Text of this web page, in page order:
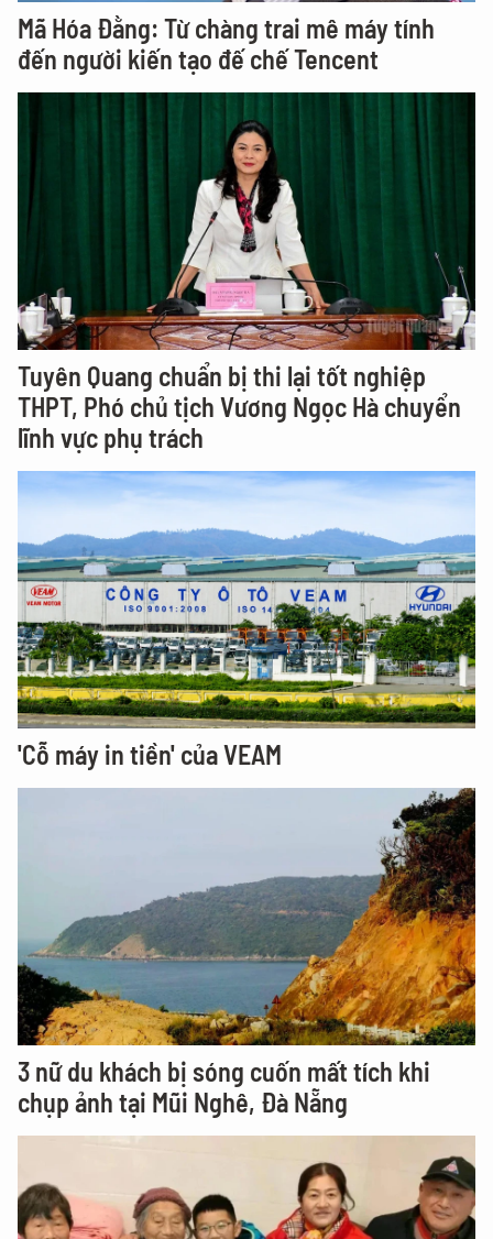
Mã Hóa Đằng: Từ chàng trai mê máy tính
đến người kiến tạo đế chế Tencent
Tuyên Quang chuẩn bị thi lại tốt nghiệp
THPT, Phó chủ tịch Vương Ngọc Hà chuyển
lĩnh vực phụ trách
'Cỗ máy in tiền' của VEAM
3 nữ du khách bị sóng cuốn mất tích khi
chụp ảnh tại Mũi Nghê, Đà Nẵng